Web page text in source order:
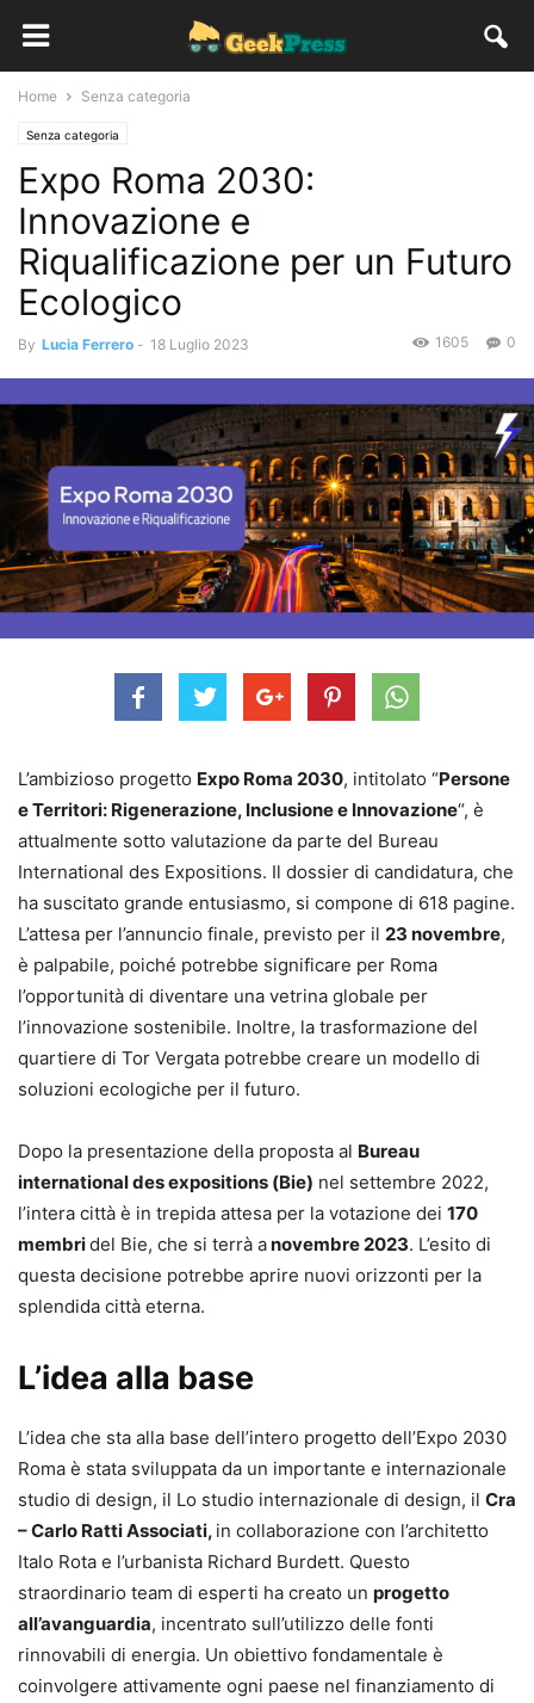
Home Senza categoria
Senza categoria
Expo Roma 2030:
Innovazione e
Riqualificazione per un Futuro
Ecologico
By Lucia Ferrero - 18 Luglio 2023 0
1605
L’ambizioso progetto Expo Roma 2030, intitolato “Persone
e Territori: Rigenerazione, Inclusione e Innovazione“, è
attualmente sotto valutazione da parte del Bureau
International des Expositions. Il dossier di candidatura, che
ha suscitato grande entusiasmo, si compone di 618 pagine.
L’attesa per l’annuncio finale, previsto per il 23 novembre,
è palpabile, poiché potrebbe significare per Roma
l’opportunità di diventare una vetrina globale per
l’innovazione sostenibile. Inoltre, la trasformazione del
quartiere di Tor Vergata potrebbe creare un modello di
soluzioni ecologiche per il futuro.
Dopo la presentazione della proposta al Bureau
international des expositions (Bie) nel settembre 2022,
l’intera città è in trepida attesa per la votazione dei 170
membridel Bie, che si terrà anovembre 2023. L’esito di
questa decisione potrebbe aprire nuovi orizzonti per la
splendida città eterna.
L’idea alla base
L’idea che sta alla base dell’intero progetto dell’Expo 2030
Roma è stata sviluppata da un importante e internazionale
studio di design, il Lo studio internazionale di design, il Cra
– Carlo Ratti Associati, in collaborazione con l’architetto
Italo Rota e l’urbanista Richard Burdett. Questo
straordinario team di esperti ha creato un progetto
all’avanguardia, incentrato sull’utilizzo delle fonti
rinnovabili di energia. Un obiettivo fondamentale è
coinvolgere attivamente ogni paese nel finanziamento di